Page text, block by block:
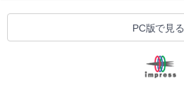
PC版で見る